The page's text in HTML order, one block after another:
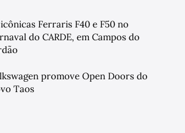
icônicas Ferraris F40 e F50 no
do CARDE, em Campos do
promove Open Doors do
Taos